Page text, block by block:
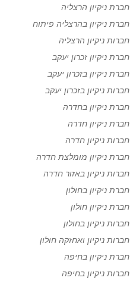
חברת ניקיון הרצליה
חברת ניקיון בהרצליה פיתוח
חברות ניקיון הרצליה
חברת ניקיון זכרון יעקב
חברת ניקיון בזכרון יעקב
חברות ניקיון בזכרון יעקב
חברת ניקיון בחדרה
חברת ניקיון חדרה
חברות ניקיון חדרה
חברת ניקיון מומלצת חדרה
חברות ניקיון באזור חדרה
חברת ניקיון בחולון
חברת ניקיון חולון
חברות ניקיון בחולון
חברות ניקיון ואחזקה חולון
חברת ניקיון בחיפה
חברות ניקיון בחיפה